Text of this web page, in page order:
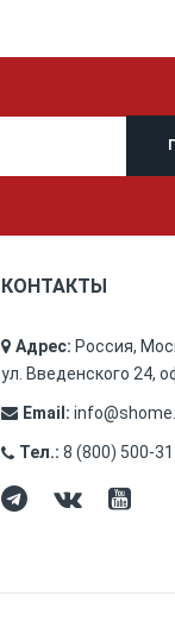
КОНТАКТЫ
Адрес: Россия,
ул. Введенского 24,
Email:
Тел.: 8 (800) 500-